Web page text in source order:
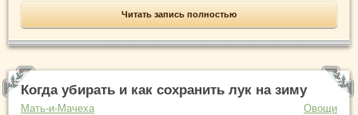
Читать запись полностью
Когда убирать и как сохранить лук на зиму
Мать-и-Мачеха Овощи